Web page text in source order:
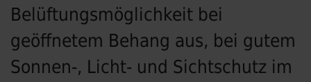
Belüftungsmöglichkeit bei
geöffnetem Behang aus, bei gutem
Sonnen-, Licht- und Sichtschutz im